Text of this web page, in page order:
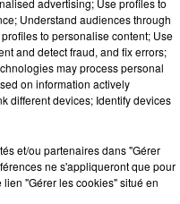
Understand audiences through
to personalise content; Use
and detect fraud, and fix errors;
may process personal
on information actively
different devices; Identify devices
et/ou partenaires dans "Gérer
ne s'appliqueront que pour
"Gérer les cookies" situé en